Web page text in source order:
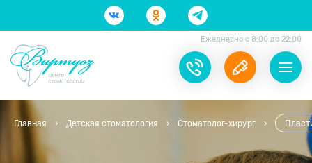
Ежедневно с 8:00 до 22:00
Главная › Детская стоматология › Стоматолог-хирург ›